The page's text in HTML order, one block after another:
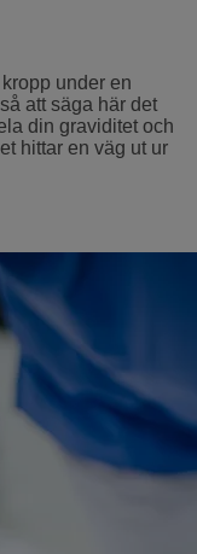
under en
att säga här det
din graviditet och
hittar en väg ut ur